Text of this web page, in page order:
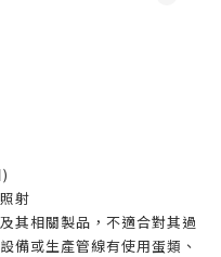
射
其相關製品，不適合對其過
備或生產管線有使用蛋類、